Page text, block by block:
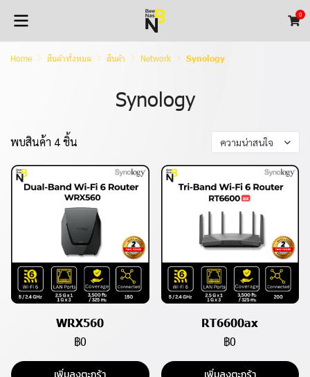
0
Home สินค้าทั้งหมด สินค้า Network Synology
Synology
พบสินค้า 4 ชิ้น ความน่าสนใจ
WRX560
฿0
RT6600ax
฿0